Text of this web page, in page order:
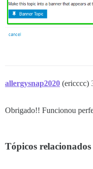
allergysnap2020 (ericccc)
Obrigado!! Funcionou
Tópicos relacionados